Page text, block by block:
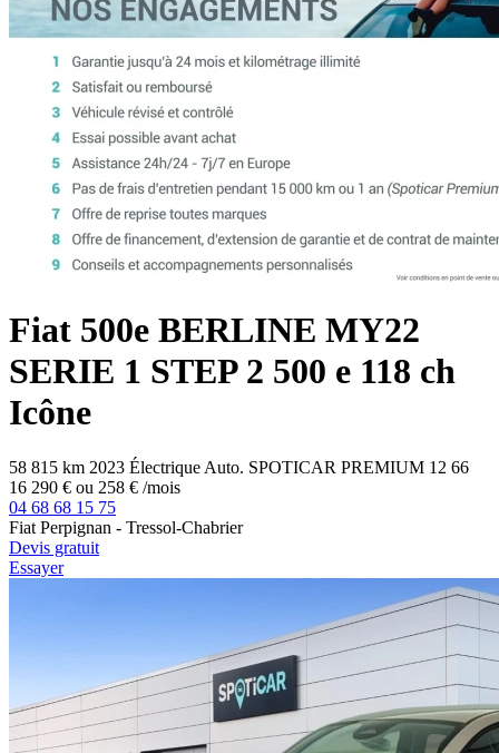
Fiat 500e BERLINE MY22
SERIE 1 STEP 2 500 e 118 ch
Icône
58 815 km 2023 Électrique Auto. SPOTICAR PREMIUM 12 66
16 290 € ou 258 € /mois
04 68 68 15 75
Fiat Perpignan - Tressol-Chabrier
Devis gratuit
Essayer